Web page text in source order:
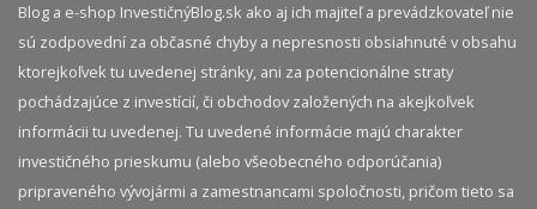
Blog a e-shop InvestičnýBlog.sk ako aj ich majiteľ a prevádzkovateľ nie
sú zodpovední za občasné chyby a nepresnosti obsiahnuté v obsahu
ktorejkoľvek tu uvedenej stránky, ani za potencionálne straty
pochádzajúce z investícií, či obchodov založených na akejkoľvek
informácii tu uvedenej. Tu uvedené informácie majú charakter
investičného prieskumu (alebo všeobecného odporúčania)
pripraveného vývojármi a zamestnancami spoločnosti, pričom tieto sa